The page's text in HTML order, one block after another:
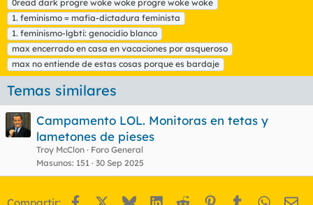
u
e
t
a
s
0read dark progre woke woke progre woke woke
1. feminismo = mafia-dictadura feminista
1. feminismo-lgbti: genocidio blanco
max encerrado en casa en vacaciones por asqueroso
max no entiende de estas cosas porque es bardaje
Temas similares
Campamento LOL. Monitoras en tetas y
lametones de pieses
Troy McClon
Foro General
Masunos 151 30 Sep 2025
Compartir: Facebook BlueskyLinkedIn
Reddit Pinterest
Tumblr